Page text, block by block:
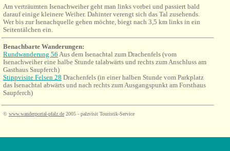
Am verträumten Isenachweiher geht man links vorbei und passiert bald
darauf einige kleinere Weiher. Dahinter verengt sich das Tal zusehends.
Wer bis zur Isenachquelle gehen möchte, biegt nach 3,5 km links in ein
Seitentälchen ein.
Benachbarte Wanderungen:
Rundwanderung 56 Aus dem Isenachtal zum Drachenfels (vom
Isenachweiher eine halbe Stunde talabwärts und rechts zum Anschluss am
Gasthaus Saupferch)
Stippvisite Felsen 28 Drachenfels (in einer halben Stunde vom Parkplatz
das Isenachtal abwärts und nach rechts zum Ausgangspunkt am Forsthaus
Saupferch)
© www.wanderportal-pfalz.de 2005 - palzvisit Touristik-Service